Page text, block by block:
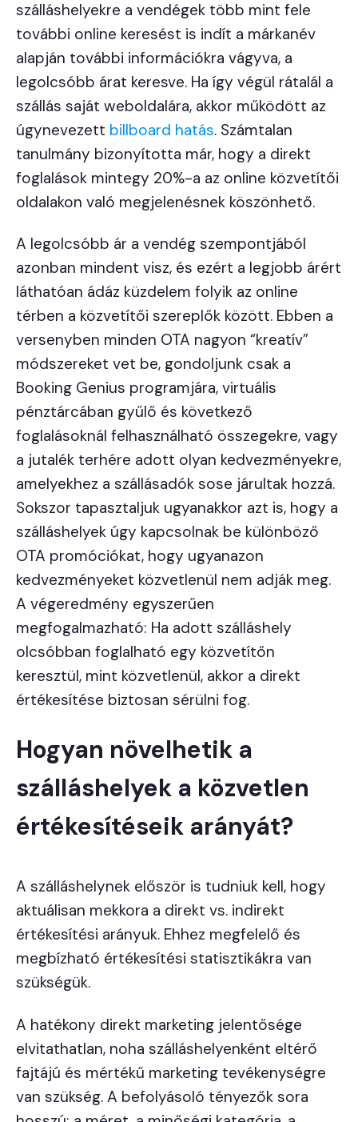
szálláshelyekre a vendégek több mint fele
további online keresést is indít a márkanév
alapján további információkra vágyva, a
legolcsóbb árat keresve. Ha így végül rátalál a
szállás saját weboldalára, akkor működött az
úgynevezett billboard hatás. Számtalan
tanulmány bizonyította már, hogy a direkt
foglalások mintegy 20%-a az online közvetítői
oldalakon való megjelenésnek köszönhető.
A legolcsóbb ár a vendég szempontjából
azonban mindent visz, és ezért a legjobb árért
láthatóan ádáz küzdelem folyik az online
térben a közvetítői szereplők között. Ebben a
versenyben minden OTA nagyon “kreatív”
módszereket vet be, gondoljunk csak a
Booking Genius programjára, virtuális
pénztárcában gyűlő és következő
foglalásoknál felhasználható összegekre, vagy
a jutalék terhére adott olyan kedvezményekre,
amelyekhez a szállásadók sose járultak hozzá.
Sokszor tapasztaljuk ugyanakkor azt is, hogy a
szálláshelyek úgy kapcsolnak be különböző
OTA promóciókat, hogy ugyanazon
kedvezményeket közvetlenül nem adják meg.
A végeredmény egyszerűen
megfogalmazható: Ha adott szálláshely
olcsóbban foglalható egy közvetítőn
keresztül, mint közvetlenül, akkor a direkt
értékesítése biztosan sérülni fog.
Hogyan növelhetik a
szálláshelyek a közvetlen
értékesítéseik arányát?
A szálláshelynek először is tudniuk kell, hogy
aktuálisan mekkora a direkt vs. indirekt
értékesítési arányuk. Ehhez megfelelő és
megbízható értékesítési statisztikákra van
szükségük.
A hatékony direkt marketing jelentősége
elvitathatlan, noha szálláshelyenként eltérő
fajtájú és mértékű marketing tevékenységre
van szükség. A befolyásoló tényezők sora